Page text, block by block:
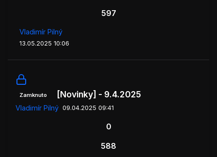
597
Vladimír Pilný
13.05.2025 10:06
Zamknuto [Novinky] - 9.4.2025
Vladimír Pilný 09.04.2025 09:41
0
588